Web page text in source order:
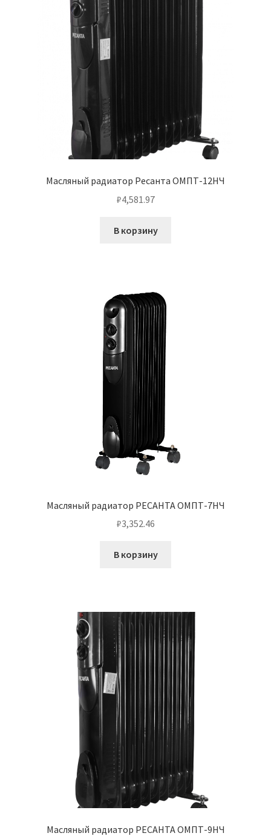
Масляный радиатор Ресанта ОМПТ-12НЧ
₽4,581.97
В корзину
Масляный радиатор РЕСАНТА ОМПТ-7НЧ
₽3,352.46
В корзину
Масляный радиатор РЕСАНТА ОМПТ-9НЧ